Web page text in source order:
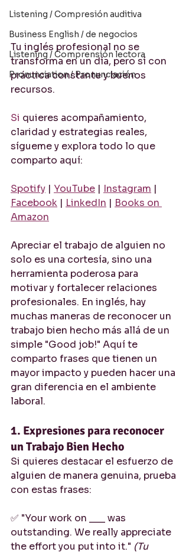
Listening / Compresión auditiva
Business English / de negocios
Listening / Comprensión lectora
Pronunciation / Pronunciación
Tu inglés profesional no se
transforma en un día, pero sí con
práctica constante y buenos
recursos.
Si quieres acompañamiento,
claridad y estrategias reales,
sígueme y explora todo lo que
comparto aquí:
Spotify | YouTube | Instagram |
Facebook | LinkedIn | Books on
Amazon
Apreciar el trabajo de alguien no
solo es una cortesía, sino una
herramienta poderosa para
motivar y fortalecer relaciones
profesionales. En inglés, hay
muchas maneras de reconocer un
trabajo bien hecho más allá de un
simple "Good job!" Aquí te
comparto frases que tienen un
mayor impacto y pueden hacer una
gran diferencia en el ambiente
laboral.
1. Expresiones para reconocer
un Trabajo Bien Hecho
Si quieres destacar el esfuerzo de
alguien de manera genuina, prueba
con estas frases:
✅ "Your work on ___ was
outstanding. We really appreciate
the effort you put into it." (Tu